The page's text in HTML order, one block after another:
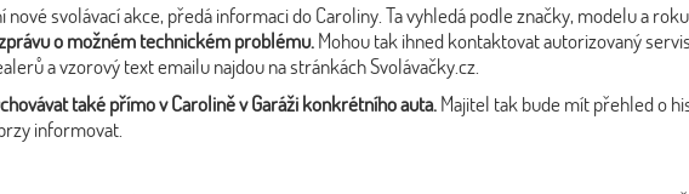
svolávací akce, předá informaci do Caroliny. Ta vyhledá podle značky, modelu a
o možném technickém problému.Mohou tak ihned kontaktovat autorizovaný
a vzorový text emailu najdou na stránkách Svolávačky.cz.
také přímo v Carolině v Garáži konkrétního auta.Majitel tak bude mít přehled o
informovat.